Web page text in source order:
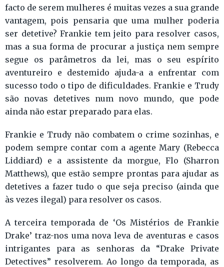
facto de serem mulheres é muitas vezes a sua grande
vantagem, pois pensaria que uma mulher poderia
ser detetive? Frankie tem jeito para resolver casos,
mas a sua forma de procurar a justiça nem sempre
segue os parâmetros da lei, mas o seu espírito
aventureiro e destemido ajuda-a a enfrentar com
sucesso todo o tipo de dificuldades. Frankie e Trudy
são novas detetives num novo mundo, que pode
ainda não estar preparado para elas.
Frankie e Trudy não combatem o crime sozinhas, e
podem sempre contar com a agente Mary (Rebecca
Liddiard) e a assistente da morgue, Flo (Sharron
Matthews), que estão sempre prontas para ajudar as
detetives a fazer tudo o que seja preciso (ainda que
às vezes ilegal) para resolver os casos.
A terceira temporada de ‘Os Mistérios de Frankie
Drake’ traz-nos uma nova leva de aventuras e casos
intrigantes para as senhoras da “Drake Private
Detectives” resolverem. Ao longo da temporada, as